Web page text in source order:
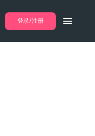
登录/注册